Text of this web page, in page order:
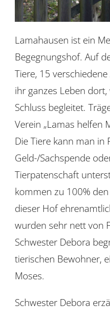
Lamahausen ist ein
Begegnungshof. Auf
Tiere, 15
ihr ganzes Leben
Schluss begleitet.
Verein „Lamas helfen
Die Tiere kann man in
Geld-/Sachspende
Tierpatenschaft
kommen zu 100%
dieser Hof
wurden sehr nett von
Schwester Debora
tierischen Bewohner,
Moses.
Schwester Debora